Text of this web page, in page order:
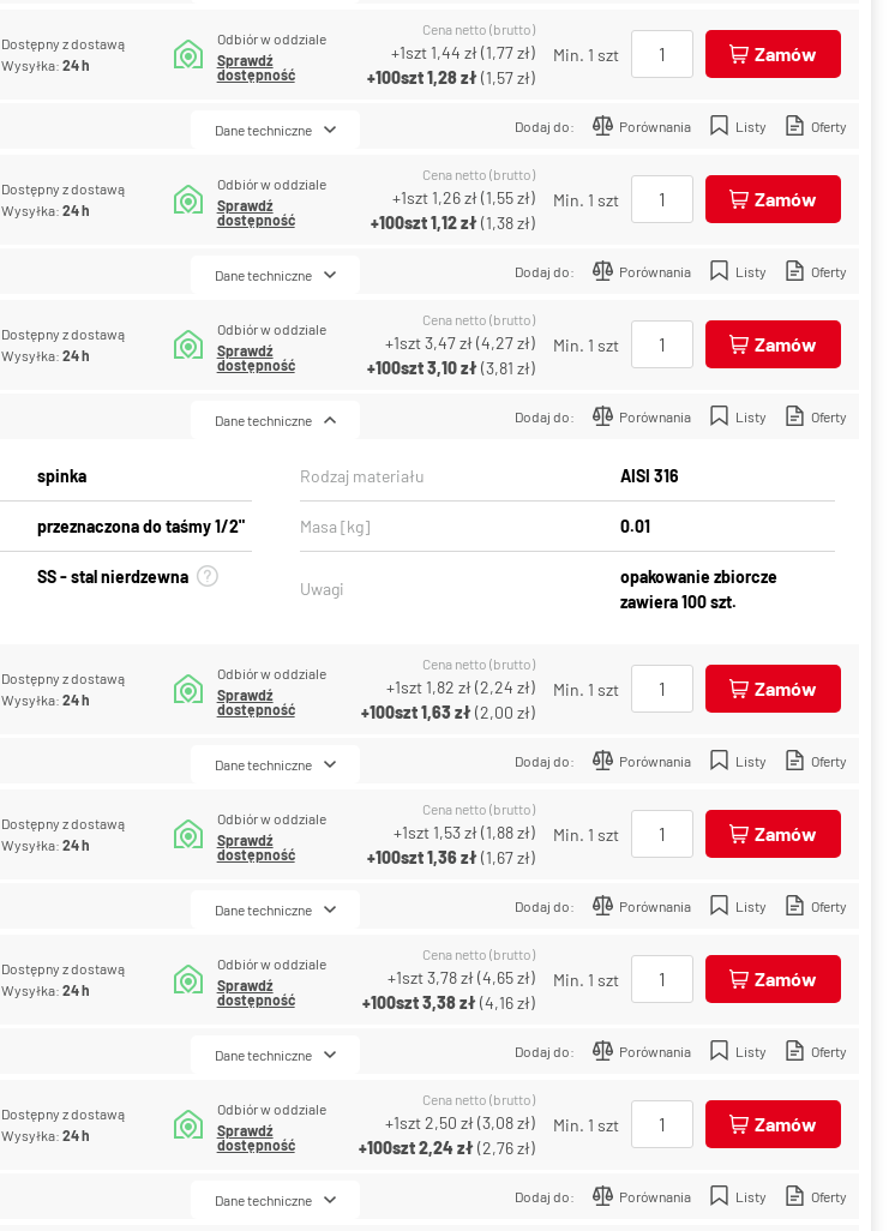
Dostępny z dostawą
Wysyłka:24 h
Odbiór w oddziale
Sprawdź
dostępność
Cena netto (brutto)
+1szt 1,44 zł(1,77 zł)
+100szt1,28 zł(1,57 zł)
Min. 1 szt Zamów
Dodaj do: Porównania Listy Oferty
Dane techniczne
Dostępny z dostawą
Wysyłka:24 h
Odbiór w oddziale
Sprawdź
dostępność
Cena netto (brutto)
+1szt 1,26 zł(1,55 zł)
+100szt1,12 zł(1,38 zł)
Min. 1 szt Zamów
Dodaj do: Porównania Listy Oferty
Dane techniczne
Dostępny z dostawą
Wysyłka:24 h
Odbiór w oddziale
Sprawdź
dostępność
Cena netto (brutto)
+1szt3,47 zł(4,27 zł)
+100szt3,10 zł(3,81 zł)
Min. 1 szt Zamów
Dodaj do: Porównania Listy Oferty
Dane techniczne
spinka
przeznaczona do taśmy 1/2"
SS - stal nierdzewna
Rodzaj materiału AISI 316
Masa [kg] 0.01
Uwagi
opakowanie zbiorcze
zawiera 100 szt.
Dostępny z dostawą
Wysyłka:24 h
Odbiór w oddziale
Sprawdź
dostępność
Cena netto (brutto)
+1szt 1,82 zł(2,24 zł)
+100szt1,63 zł(2,00 zł)
Min. 1 szt Zamów
Dodaj do: Porównania Listy Oferty
Dane techniczne
Dostępny z dostawą
Wysyłka:24 h
Odbiór w oddziale
Sprawdź
dostępność
Cena netto (brutto)
+1szt 1,53 zł(1,88 zł)
+100szt1,36 zł(1,67 zł)
Min. 1 szt Zamów
Dodaj do: Porównania Listy Oferty
Dane techniczne
Dostępny z dostawą
Wysyłka:24 h
Odbiór w oddziale
Sprawdź
dostępność
Cena netto (brutto)
+1szt3,78 zł(4,65 zł)
+100szt3,38 zł(4,16 zł)
Min. 1 szt Zamów
Dodaj do: Porównania Listy Oferty
Dane techniczne
Dostępny z dostawą
Wysyłka:24 h
Odbiór w oddziale
Sprawdź
dostępność
Cena netto (brutto)
+1szt2,50 zł(3,08 zł)
+100szt2,24 zł(2,76 zł)
Min. 1 szt Zamów
Dodaj do: Porównania Listy Oferty
Dane techniczne